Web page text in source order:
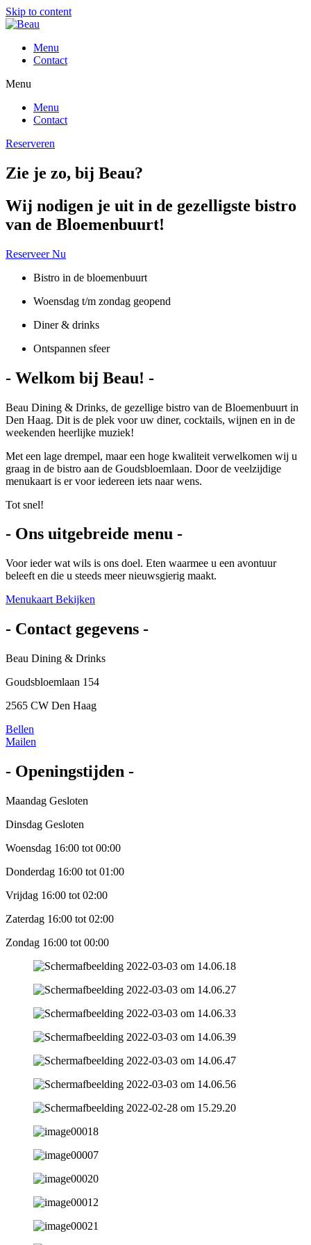
Skip to content
Menu
Contact
Menu
Menu
Contact
Reserveren
Zie je zo, bij Beau?
Wij nodigen je uit in de gezelligste bistro
van de Bloemenbuurt!
Reserveer Nu
Bistro in de bloemenbuurt
Woensdag t/m zondag geopend
Diner & drinks
Ontspannen sfeer
- Welkom bij Beau! -
Beau Dining & Drinks, de gezellige bistro van de Bloemenbuurt in
Den Haag. Dit is de plek voor uw diner, cocktails, wijnen en in de
weekenden heerlijke muziek!
Met een lage drempel, maar een hoge kwaliteit verwelkomen wij u
graag in de bistro aan de Goudsbloemlaan. Door de veelzijdige
menukaart is er voor iedereen iets naar wens.
Tot snel!
- Ons uitgebreide menu -
Voor ieder wat wils is ons doel. Eten waarmee u een avontuur
beleeft en die u steeds meer nieuwsgierig maakt.
Menukaart Bekijken
- Contact gegevens -
Beau Dining & Drinks
Goudsbloemlaan 154
2565 CW Den Haag
Bellen
Mailen
- Openingstijden -
Maandag Gesloten
Dinsdag Gesloten
Woensdag 16:00 tot 00:00
Donderdag 16:00 tot 01:00
Vrijdag 16:00 tot 02:00
Zaterdag 16:00 tot 02:00
Zondag 16:00 tot 00:00